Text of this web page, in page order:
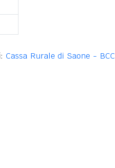
: Cassa Rurale di Saone - BCC